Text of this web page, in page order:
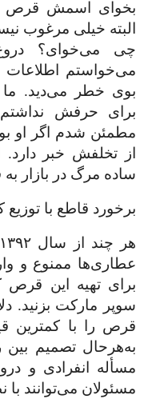
البته خیلی مرغوب
چی می‌خوای؟
می‌خواستم
بوی خطر می‌دید. ما
برای حرفش
مطمئن شدم اگر او
از تخلفش خبر دارد.
ساده مرگ در بازار
برخورد قاطع با توزیع
هر چند از ‌سال ۱۳۹۲
عطاری‌ها ممنوع و
برای تهیه این
سوپر مارکت بزنید.
قرص را با کمترین
به‌هرحال تصمیم بین
مسأله انفرادی و
مسئولان می‌توانند